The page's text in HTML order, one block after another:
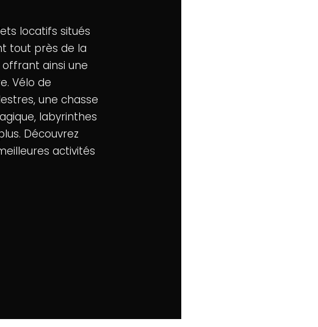
locatifs situés
tout près de la
offrant ainsi une
Vélo de
une chasse
labyrinthes
Découvrez
activités